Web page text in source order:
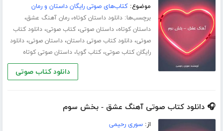
موضوع:کتاب‌های صوتی رایگان داستان و رمان
برچسب‌ها:دانلود داستان کوتاه،رمان آهنگ عشق،
داستان کوتاه،داستان صوتی،کتاب صوتی،دانلود کتاب
صوتی،دانلود کتاب صوتی داستان،داستان صوتی،دانلود
رایگان کتاب صوتی،کتاب گویا،داستان صوتی کوتاه
دانلود کتاب صوتی
🎧 دانلود کتاب صوتی آهنگ عشق - بخش سوم
از:سوری رحیمی